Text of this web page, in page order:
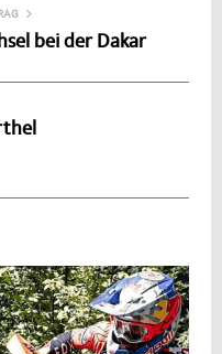
bei der Dakar